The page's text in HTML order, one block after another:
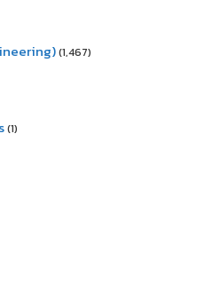
(1,467)
(1)